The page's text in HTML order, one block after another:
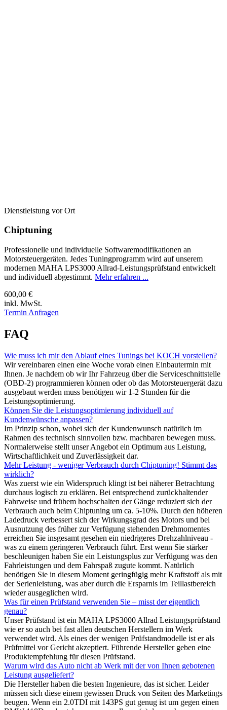
Dienstleistung vor Ort
Chiptuning
Professionelle und individuelle Softwaremodifikationen an
Motorsteuergeräten. Jedes Tuningprogramm wird auf unserem
modernen MAHA LPS3000 Allrad-Leistungsprüfstand entwickelt
und individuell abgestimmt. Mehr erfahren ...
600,00 €
inkl. MwSt.
Termin Anfragen
FAQ
Wie muss ich mir den Ablauf eines Tunings bei KOCH vorstellen?
Wir vereinbaren einen eine Woche vorab einen Einbautermin mit
Ihnen. Je nachdem ob wir Ihr Fahrzeug über die Serviceschnittstelle
(OBD-2) programmieren können oder ob das Motorsteuergerät dazu
ausgebaut werden muss benötigen wir 1-2 Stunden für die
Leistungsoptimierung.
Können Sie die Leistungsoptimierung individuell auf
Kundenwünsche anpassen?
Im Prinzip schon, wobei sich der Kundenwunsch natürlich im
Rahmen des technisch sinnvollen bzw. machbaren bewegen muss.
Normalerweise stellt unser Angebot ein Optimum aus Leistung,
Wirtschaftlichkeit und Zuverlässigkeit dar.
Mehr Leistung - weniger Verbrauch durch Chiptuning! Stimmt das
wirklich?
Was zuerst wie ein Widerspruch klingt ist bei näherer Betrachtung
durchaus logisch zu erklären. Bei entsprechend zurückhaltender
Fahrweise und frühem hochschalten der Gänge reduziert sich der
Verbrauch auch beim Chiptuning um ca. 5-10%. Durch den höheren
Ladedruck verbessert sich der Wirkungsgrad des Motors und bei
Ausnutzung des früher zur Verfügung stehenden Drehmomentes
erreichen Sie insgesamt gesehen ein niedrigeres Drehzahlniveau -
was zu einem geringeren Verbrauch führt. Erst wenn Sie stärker
beschleunigen haben Sie ein Leistungsplus zur Verfügung was den
Fahrleistungen und dem Fahrspaß zugute kommt. Natürlich
benötigen Sie in diesem Moment geringfügig mehr Kraftstoff als mit
der Serienleistung, was aber durch die Ersparnis im Teillastbereich
wieder ausgeglichen wird.
Was für einen Prüfstand verwenden Sie – misst der eigentlich
genau?
Unser Prüfstand ist ein MAHA LPS3000 Allrad Leistungsprüfstand
wie er so auch bei fast allen deutschen Herstellern im Werk
verwendet wird. Als eines der wenigen Prüfstandmodelle ist er als
Prüfmittel vor Gericht akzeptiert. Führende Hersteller geben eine
Produktempfehlung für diesen Prüfstand.
Warum wird das Auto nicht ab Werk mit der von Ihnen gebotenen
Leistung ausgeliefert?
Die Hersteller haben die besten Ingenieure, das ist sicher. Leider
müssen sich diese einem gewissen Druck von Seiten des Marketings
beugen. Wenn ein 2.0TDI mit 143PS gut genug ist um gegen einen